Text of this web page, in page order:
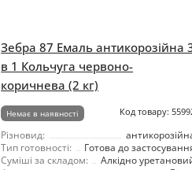
Зебра 87 Емаль антикорозійна
в 1 Кольчуга червоно-
коричнева (2 кг)
Немає в наявності Код товару:
Різновид:
Тип готовності:
Готова до
Суміші за складом:
Алкідно